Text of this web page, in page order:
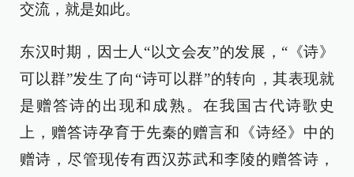
交流，就是如此。
东汉时期，因士人“以文会友”的发展，“《诗》
可以群”发生了向“诗可以群”的转向，其表现就
是赠答诗的出现和成熟。在我国古代诗歌史
上，赠答诗孕育于先秦的赠言和《诗经》中的
赠诗，尽管现传有西汉苏武和李陵的赠答诗，